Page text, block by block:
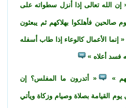
إن الله تعالى إذا أنزل سطواته على
صالحين فأهلكوا بهلاكهم ثم يبعثون
إنما الأعمال كالوعاء إذا طاب أسفله
فسد أعلاه
أتدرون ما المفلس؟ إن
القيامة بصلاة وصيام وزكاة ويأتي